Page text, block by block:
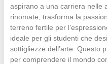
aspirano a una carriera nelle
rinomate, trasforma la
terreno fertile per
ideale per gli studenti che
sottigliezze dell’arte. Questo
per comprendere il mondo